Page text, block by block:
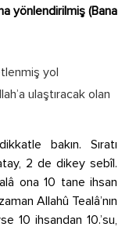
yönlendirilmiş (Bana
yol
ulaştıracak olan
bakın. Sıratı
2 de dikey sebîl.
ona 10 tane ihsan
Allahû Tealâ’nın
10 ihsandan 10.’su,